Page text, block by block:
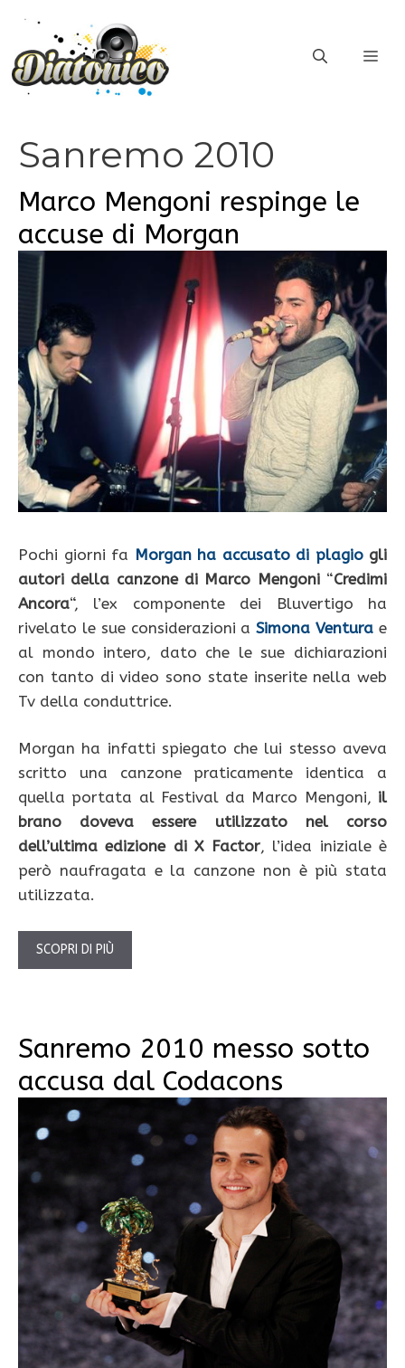
contenuto
Sanremo 2010
Marco Mengoni respinge le
accuse di Morgan
Pochi giorni fa Morgan ha accusato di plagiogli
autori della canzone di Marco Mengoni“Credimi
Ancora“, l’ex componente dei Bluvertigo ha
rivelato le sue considerazioni aSimona Ventura e
al mondo intero, dato che le sue dichiarazioni
con tanto di video sono state inserite nella web
Tv della conduttrice.
Morgan ha infatti spiegato che lui stesso aveva
scritto una canzone praticamente identica a
quella portata al Festival da Marco Mengoni, il
brano doveva essere utilizzato nel corso
dell’ultima edizione di X Factor, l’idea iniziale è
però naufragata e la canzone non è più stata
utilizzata.
SCOPRI DI PIÙ
Sanremo 2010 messo sotto
accusa dal Codacons